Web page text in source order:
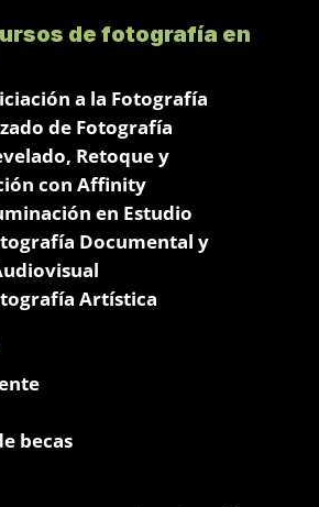
de fotografía en
a la Fotografía
de Fotografía
Retoque y
con Affinity
en Estudio
Documental y
Artística
becas